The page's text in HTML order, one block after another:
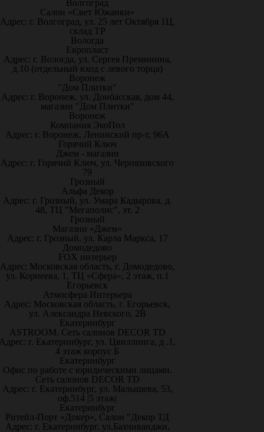
Волгоград
Салон «Свет Южанки»
Адрес: г. Волгоград, ул. 25 лет Октября 1Ц,
склад ТР
Вологда
Европласт
Адрес: г. Вологда, ул. Сергея Преминина,
д.10 (отдельный вход с левого торца)
Воронеж
"Дом Плитки"
Адрес: г. Воронеж. ул. Донбасская, дом 44,
магазин "Дом Плитки"
Воронеж
Компания ЭкоПол
Адрес: г. Воронеж, Ленинский пр-т, 96А
Горячий Ключ
Джем - магазин
Адрес: г. Горячий Ключ, ул. Черняховского
79
Грозный
Альфа Декор
Адрес: г. Грозный, ул. Умара Кадырова, д.
48, ТЦ "Мегаполис", эт. 2
Грозный
Магазин «Джем»
Адрес: г. Грозный, ул. Карла Маркса, 17
Домодедово
FOX интерьер
Адрес: Московская область, г. Домодедово,
ул. Корнеева, 1, ТЦ «Сфера», 2 этаж, п.1
Егорьевск
Атмосфера Интерьера
Адрес: Московская область, г. Егорьевск,
ул. Александра Невского, 2В
Екатеринбург
ASTROOM. Сеть салонов DECOR TD
г. Екатеринбург, ул. Цвиллинга, д .1,
4 этаж корпус Б
Екатеринбург
Офис по работе с юридическими лицами.
Сеть салонов DECOR TD
Адрес: г. Екатеринбург, ул. Малышева, 53,
оф.514 |5 этаж|
Екатеринбург
Ритейл-Порт «Докер», Салон "Декор ТД
Адрес: г. Екатеринбург, ул.Бахчиванджи,